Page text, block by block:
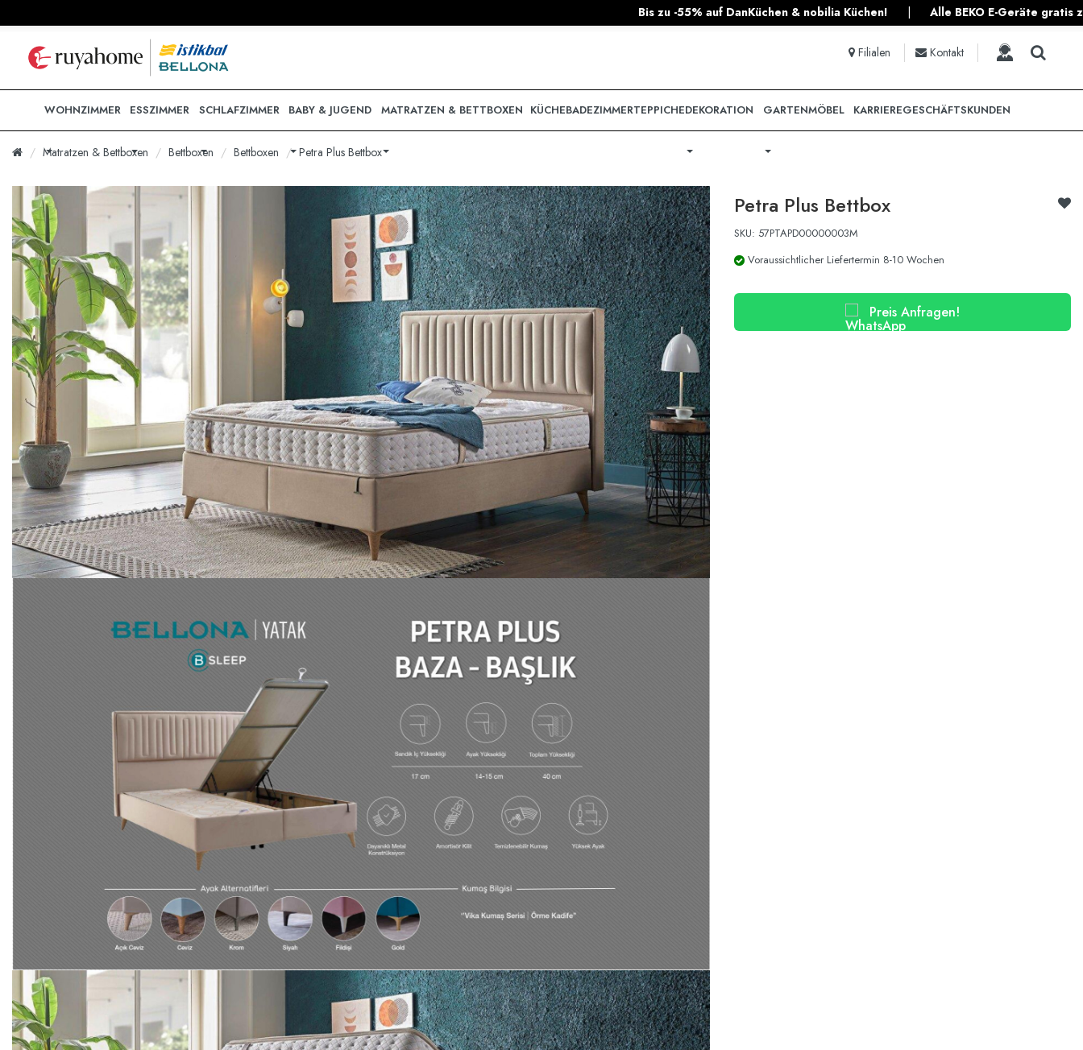
Bis zu -55% auf DanKüchen & nobilia Küchen! | Alle BEKO E-Geräte gratis zu jeder Planküche! |
Filialen Kontakt
WOHNZIMMER ESSZIMMER SCHLAFZIMMER BABY & JUGEND MATRATZEN & BETTBOXEN KÜCHEBADEZIMMERTEPPICHEDEKORATION GARTENMÖBEL KARRIEREGESCHÄFTSKUNDEN
Matratzen & Bettboxen Bettboxen Bettboxen Petra Plus Bettbox
Petra Plus Bettbox
SKU: 57PTAPD00000003M
Voraussichtlicher Liefertermin 8-10 Wochen
Preis Anfragen!